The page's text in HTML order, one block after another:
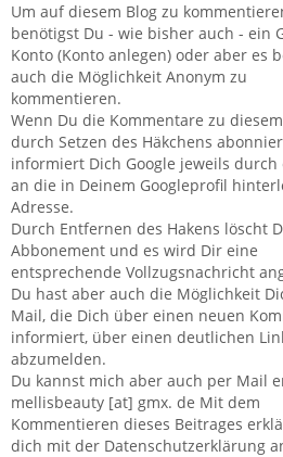
Um auf diesem Blog zu
benötigst Du - wie bisher auch - ein
Konto (Konto anlegen) oder aber es
auch die Möglichkeit Anonym zu
kommentieren.
Wenn Du die Kommentare zu
durch Setzen des Häkchens
informiert Dich Google jeweils durch
an die in Deinem Googleprofil
Adresse.
Durch Entfernen des Hakens löscht
Abbonement und es wird Dir eine
entsprechende Vollzugsnachricht
Du hast aber auch die Möglichkeit
Mail, die Dich über einen neuen
informiert, über einen deutlichen
abzumelden.
Du kannst mich aber auch per Mail
mellisbeauty [at] gmx. de Mit dem
Kommentieren dieses Beitrages
dich mit der Datenschutzerklärung